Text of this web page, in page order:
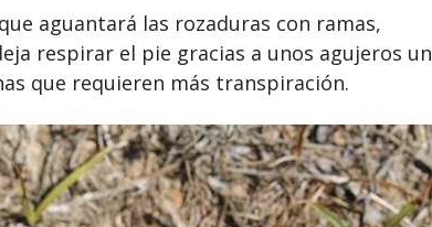
aguantará las rozaduras con ramas,
respirar el pie gracias a unos agujeros un
que requieren más transpiración.